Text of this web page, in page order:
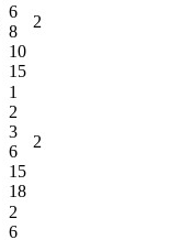
6
8
10
15
2
1
2
3
6
15
18
2
2
6